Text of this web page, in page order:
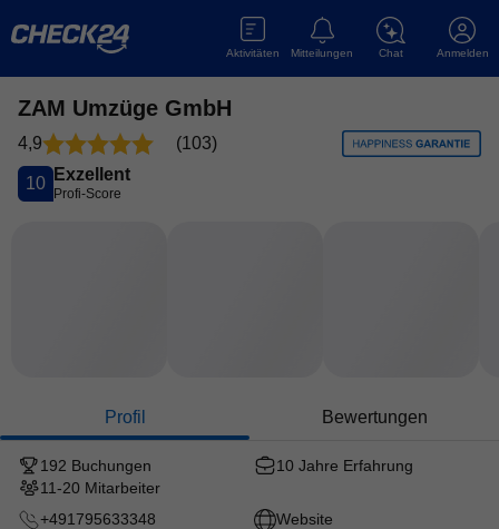
Anmelden
Chat
Mitteilungen
Aktivitäten
ZAM Umzüge GmbH
4,9 (103)
10 Exzellent
Profi-Score
Profil Bewertungen
192 Buchungen 10 Jahre Erfahrung
11-20 Mitarbeiter
+491795633348
Website